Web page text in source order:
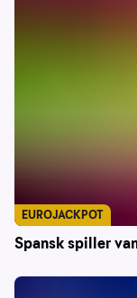
Spansk spiller
EUROJACKPOT